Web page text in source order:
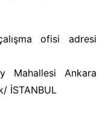
ofisi adresi
Mahallesi Ankara
İSTANBUL